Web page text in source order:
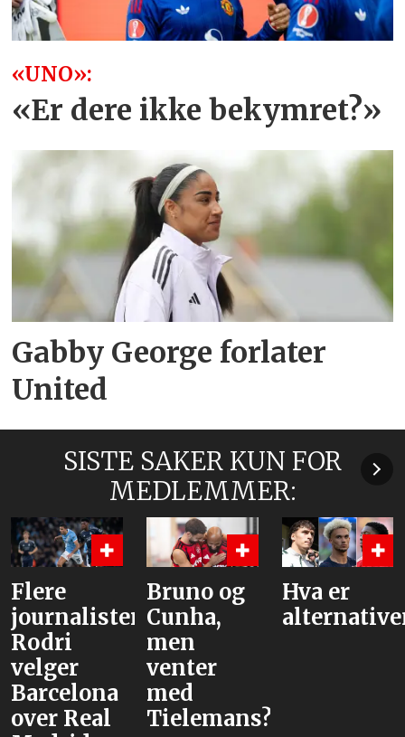
«UNO»:
«Er dere ikke bekymret?»
Gabby George forlater
United
SISTE SAKER KUN FOR
MEDLEMMER:
Real
Bruno og
Cunha,
men
venter
med
Tielemans?
Hva er
alternativene?